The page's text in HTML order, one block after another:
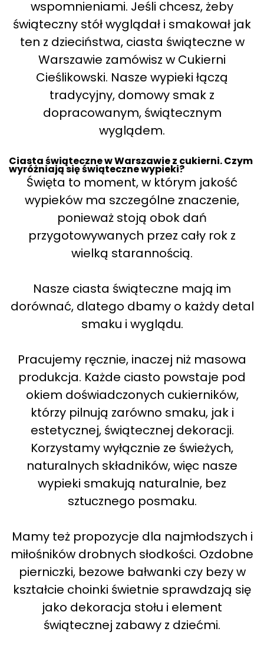
wspomnieniami. Jeśli chcesz, żeby
świąteczny stół wyglądał i smakował jak
ten z dzieciństwa, ciasta świąteczne w
Warszawie zamówisz w Cukierni
Cieślikowski. Nasze wypieki łączą
tradycyjny, domowy smak z
dopracowanym, świątecznym
wyglądem.
Ciasta świąteczne w Warszawie z cukierni. Czym
wyróżniają się świąteczne wypieki?
Święta to moment, w którym jakość
wypieków ma szczególne znaczenie,
ponieważ stoją obok dań
przygotowywanych przez cały rok z
wielką starannością.
Nasze ciasta świąteczne mają im
dorównać, dlatego dbamy o każdy detal
smaku i wyglądu.
Pracujemy ręcznie, inaczej niż masowa
produkcja. Każde ciasto powstaje pod
okiem doświadczonych cukierników,
którzy pilnują zarówno smaku, jak i
estetycznej, świątecznej dekoracji.
Korzystamy wyłącznie ze świeżych,
naturalnych składników, więc nasze
wypieki smakują naturalnie, bez
sztucznego posmaku.
Mamy też propozycje dla najmłodszych i
miłośników drobnych słodkości. Ozdobne
pierniczki, bezowe bałwanki czy bezy w
kształcie choinki świetnie sprawdzają się
jako dekoracja stołu i element
świątecznej zabawy z dziećmi.